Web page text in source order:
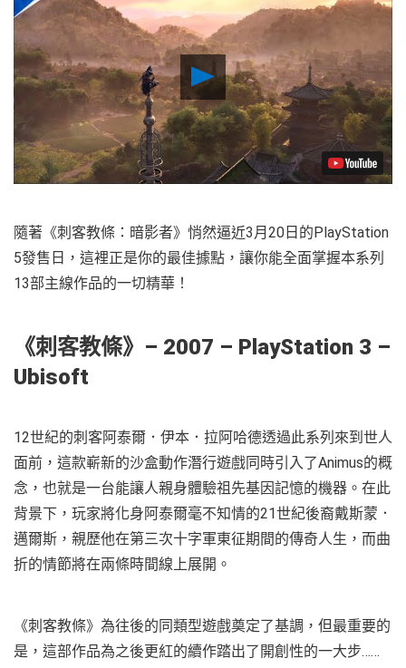
Play
Video
隨著《刺客教條：暗影者》悄然逼近3月20日的PlayStation
5發售日，這裡正是你的最佳據點，讓你能全面掌握本系列
13部主線作品的一切精華！
《刺客教條》 – 2007 – PlayStation 3 –
Ubisoft
12世紀的刺客阿泰爾．伊本．拉阿哈德透過此系列來到世人
面前，這款嶄新的沙盒動作潛行遊戲同時引入了Animus的概
念，也就是一台能讓人親身體驗祖先基因記憶的機器。在此
背景下，玩家將化身阿泰爾毫不知情的21世紀後裔戴斯蒙．
邁爾斯，親歷他在第三次十字軍東征期間的傳奇人生，而曲
折的情節將在兩條時間線上展開。
《刺客教條》為往後的同類型遊戲奠定了基調，但最重要的
是，這部作品為之後更紅的續作踏出了開創性的一大步……